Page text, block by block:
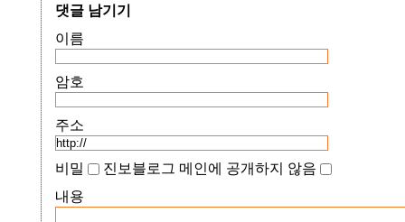
댓글 남기기
이름
암호
주소
비밀
진보블로그 메인에 공개하지 않음
내용